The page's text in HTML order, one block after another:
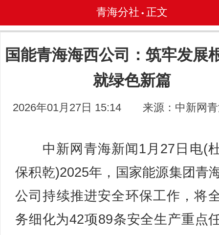
青海分社 • 正文
国能青海海西公司：筑牢发展
就绿色新篇
2026年01月27日 15:14 来源：中新网
中新网青海新闻1月27日电(
保积乾)2025年，国家能源集团青
公司持续推进安全环保工作，将
务细化为42项89条安全生产重点